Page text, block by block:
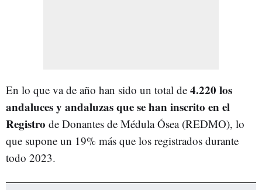
En lo que va de año han sido un total de 4.220 los
andaluces y andaluzas que se han inscrito en el
Registro de Donantes de Médula Ósea (REDMO), lo
que supone un 19% más que los registrados durante
todo 2023.